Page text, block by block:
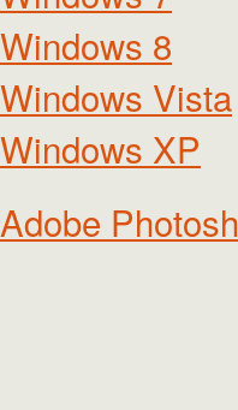
Windows 8
Windows Vista
Windows XP
Adobe